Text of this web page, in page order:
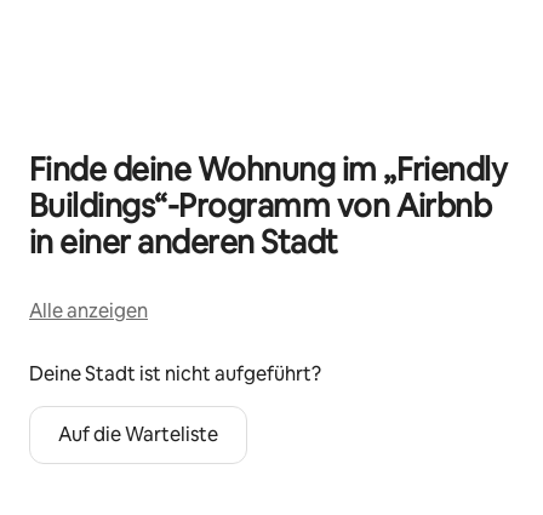
Finde deine Wohnung im „Friendly
Buildings“-Programm von Airbnb
in einer anderen Stadt
Alle anzeigen
Deine Stadt ist nicht aufgeführt?
Auf die Warteliste